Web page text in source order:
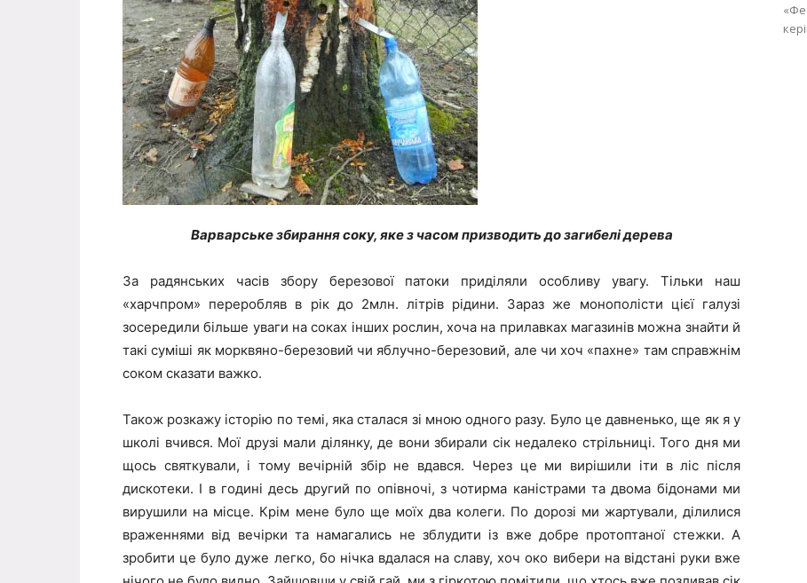
Варварське збирання соку, яке з часом призводить до загибелі дерева
За радянських часів збору березової патоки приділяли особливу увагу. Тільки наш
«харчпром» переробляв в рік до 2млн. літрів рідини. Зараз же монополісти цієї галузі
зосередили більше уваги на соках інших рослин, хоча на прилавках магазинів можна знайти й
такі суміші як морквяно-березовий чи яблучно-березовий, але чи хоч «пахне» там справжнім
соком сказати важко.
Також розкажу історію по темі, яка сталася зі мною одного разу. Було це давненько, ще як я у
школі вчився. Мої друзі мали ділянку, де вони збирали сік недалеко стрільниці. Того дня ми
щось святкували, і тому вечірній збір не вдався. Через це ми вирішили іти в ліс після
дискотеки. І в годині десь другий по опівночі, з чотирма каністрами та двома бідонами ми
вирушили на місце. Крім мене було ще моїх два колеги. По дорозі ми жартували, ділилися
враженнями від вечірки та намагались не зблудити із вже добре протоптаної стежки. А
зробити це було дуже легко, бо нічка вдалася на славу, хоч око вибери на відстані руки вже